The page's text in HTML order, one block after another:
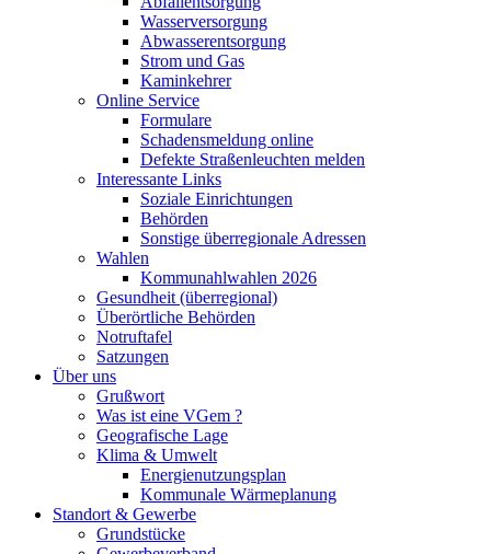
Wasserversorgung
Abwasserentsorgung
Strom und Gas
Kaminkehrer
Online Service
Formulare
Schadensmeldung online
Defekte Straßenleuchten melden
Interessante Links
Soziale Einrichtungen
Behörden
Sonstige überregionale Adressen
Wahlen
Kommunahlwahlen 2026
Gesundheit (überregional)
Überörtliche Behörden
Notruftafel
Satzungen
Über uns
Grußwort
Was ist eine VGem ?
Geografische Lage
Klima & Umwelt
Energienutzungsplan
Kommunale Wärmeplanung
Standort & Gewerbe
Grundstücke